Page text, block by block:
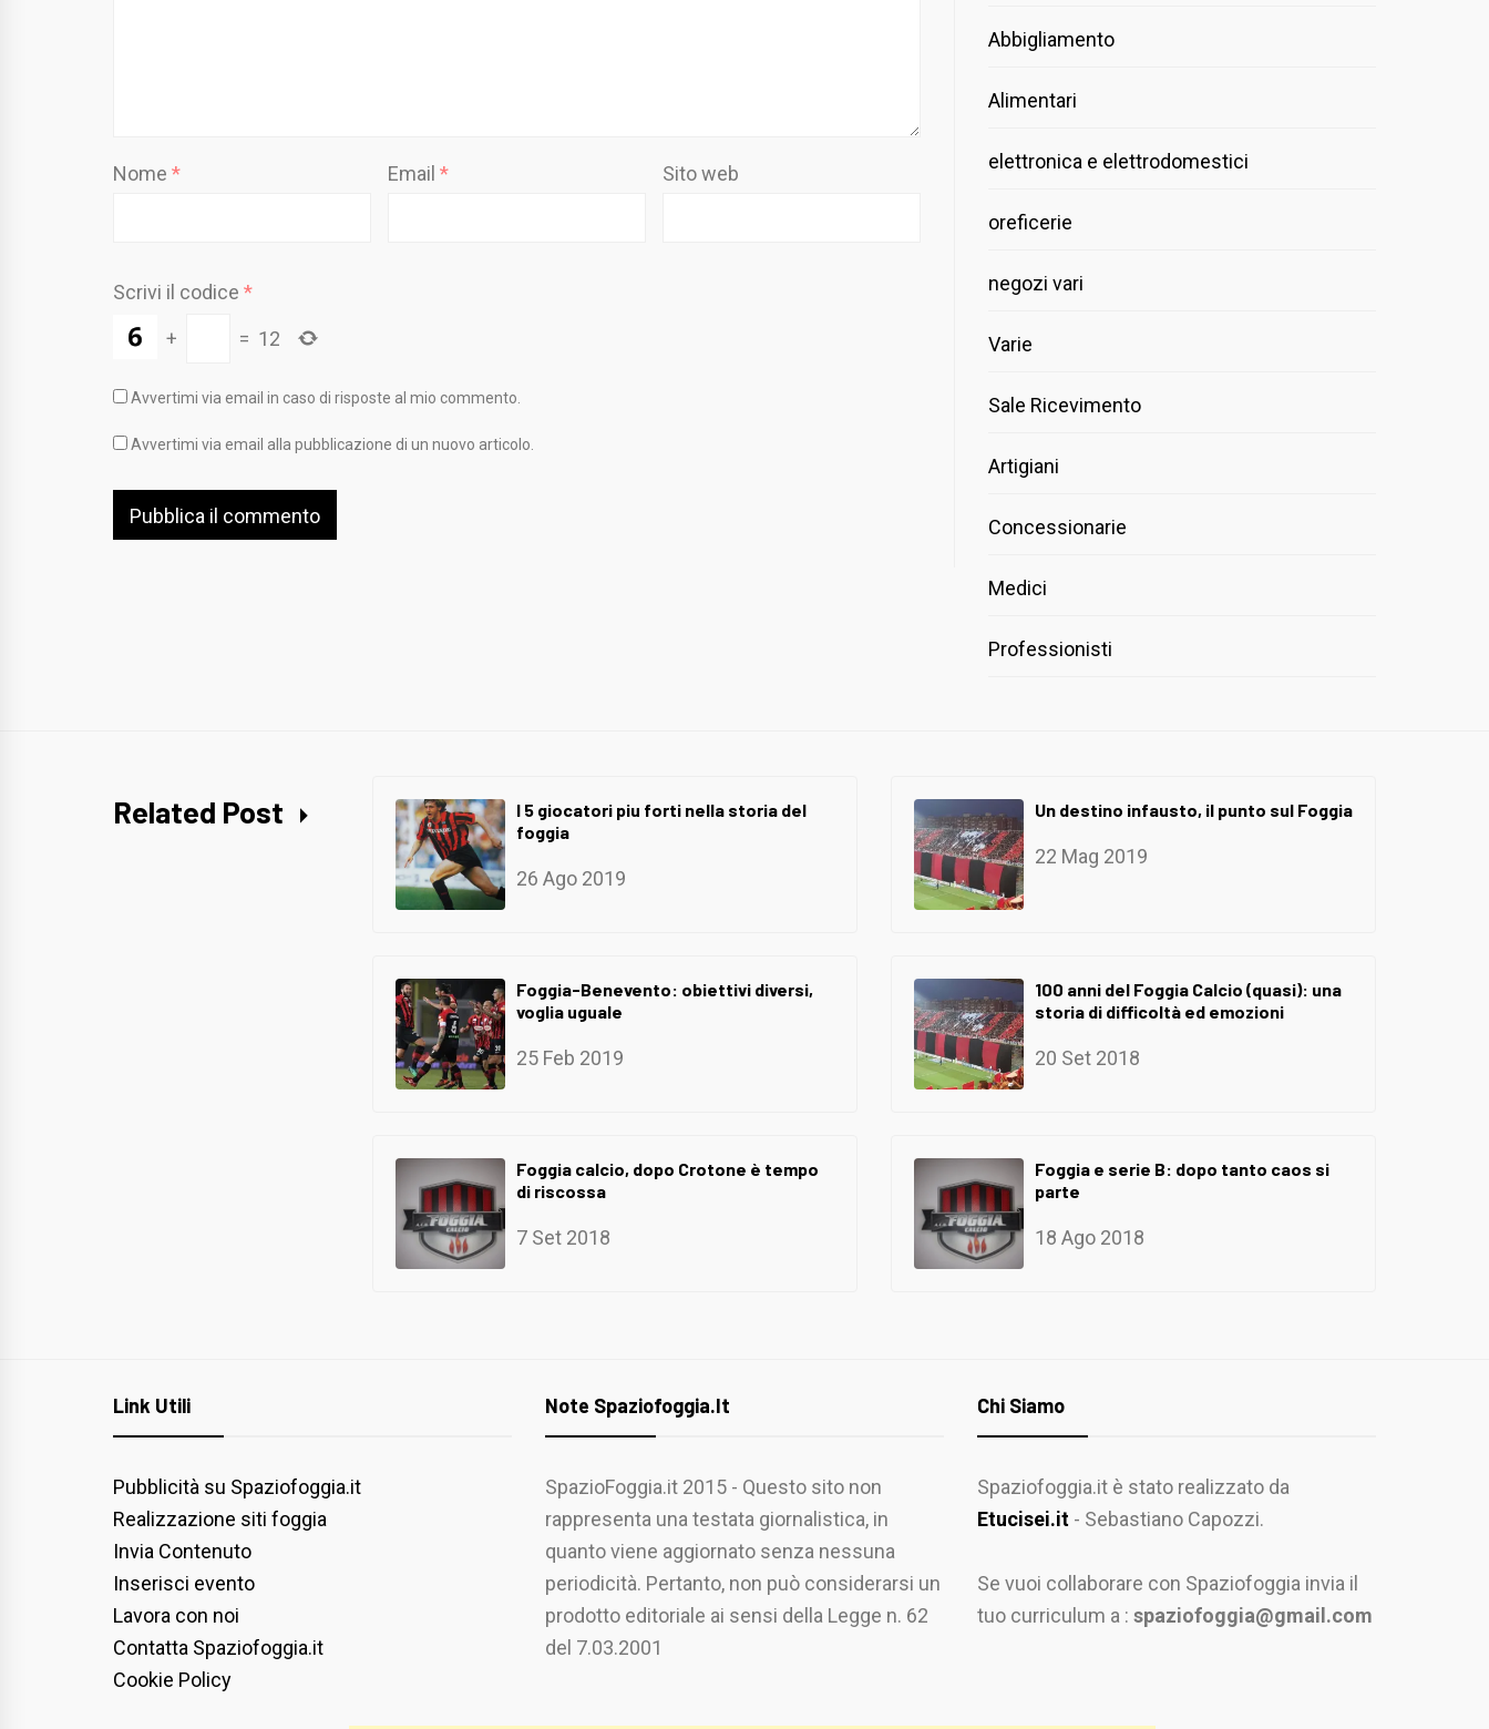
Nome * Email * Sito web
Scrivi il codice *
+
= 12
Avvertimi via email in caso di risposte al mio commento.
Avvertimi via email alla pubblicazione di un nuovo articolo.
Abbigliamento
Alimentari
elettronica e elettrodomestici
oreficerie
negozi vari
Varie
Sale Ricevimento
Artigiani
Concessionarie
Medici
Professionisti
Related Post
I 5 giocatori piu forti nella storia del
foggia
26 Ago 2019
Un destino infausto, il punto sul Foggia
22 Mag 2019
Foggia-Benevento: obiettivi diversi,
voglia uguale
25 Feb 2019
100 anni del Foggia Calcio (quasi): una
storia di difficoltà ed emozioni
20 Set 2018
Foggia calcio, dopo Crotone è tempo
di riscossa
7 Set 2018
Foggia e serie B: dopo tanto caos si
parte
18 Ago 2018
Link Utili
Pubblicità su Spaziofoggia.it
Realizzazione siti foggia
Invia Contenuto
Inserisci evento
Lavora con noi
Contatta Spaziofoggia.it
Cookie Policy
Note Spaziofoggia.it
SpazioFoggia.it 2015 - Questo sito non
rappresenta una testata giornalistica, in
quanto viene aggiornato senza nessuna
periodicità. Pertanto, non può considerarsi un
prodotto editoriale ai sensi della Legge n. 62
del 7.03.2001
Chi Siamo
Spaziofoggia.it è stato realizzato da
Etucisei.it - Sebastiano Capozzi.
Se vuoi collaborare con Spaziofoggia invia il
tuo curriculum a : spaziofoggia@gmail.com